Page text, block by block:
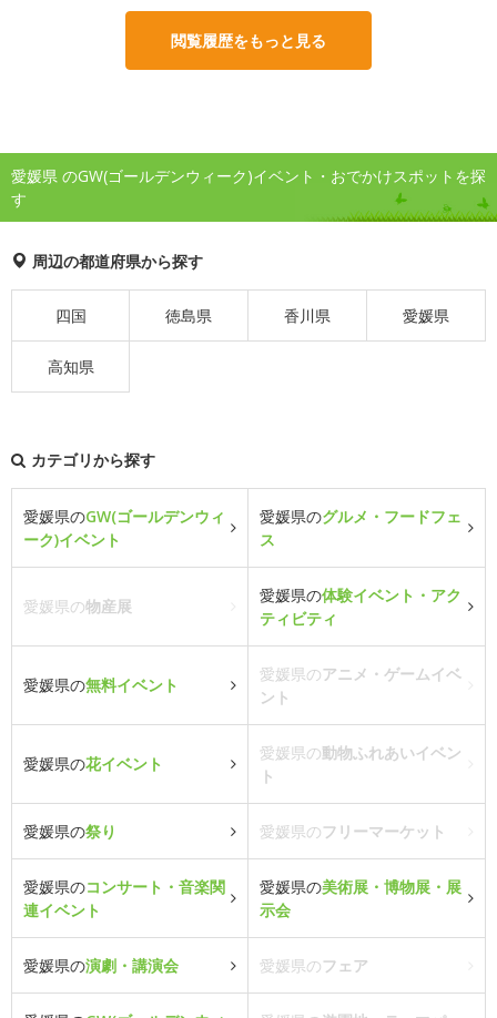
閲覧履歴をもっと見る
愛媛県 のGW(ゴールデンウィーク)イベント・おでかけスポットを探
す
周辺の都道府県から探す
四国 徳島県 香川県 愛媛県
高知県
カテゴリから探す
愛媛県のGW(ゴールデンウィ
ーク)イベント
愛媛県のグルメ・フードフェ
ス
愛媛県の物産展
愛媛県の体験イベント・アク
ティビティ
愛媛県の無料イベント
愛媛県のアニメ・ゲームイベ
ント
愛媛県の花イベント
愛媛県の動物ふれあいイベン
ト
愛媛県の祭り 愛媛県のフリーマーケット
愛媛県のコンサート・音楽関
連イベント
愛媛県の美術展・博物展・展
示会
愛媛県の演劇・講演会 愛媛県のフェア